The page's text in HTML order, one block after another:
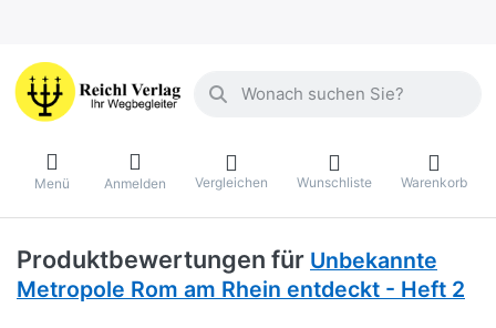
Geben Sie einen Suchbegriff ein.
Menü Anmelden Vergleichen Wunschliste Warenkorb
Produktbewertungen für Unbekannte
Metropole Rom am Rhein entdeckt - Heft 2